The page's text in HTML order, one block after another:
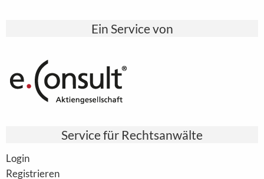
Ein Service von
Service für Rechtsanwälte
Login
Registrieren